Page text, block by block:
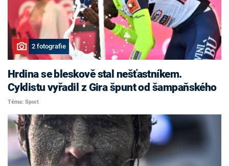
2 fotografie
Hrdina se bleskově stal nešťastníkem.
Cyklistu vyřadil z Gira špunt od šampaňského
Téma: Sport